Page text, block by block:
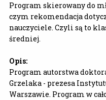
Program skierowany do
czym rekomendacja
nauczyciele. Czyli są to
średniej.
Opis:
Program autorstwa
Grzelaka - prezesa
Warszawie. Program w